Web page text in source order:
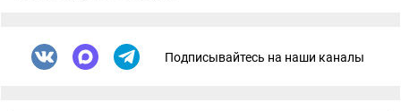
Подписывайтесь на наши каналы